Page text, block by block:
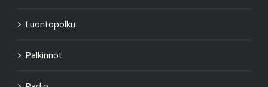
Luontopolku
Palkinnot